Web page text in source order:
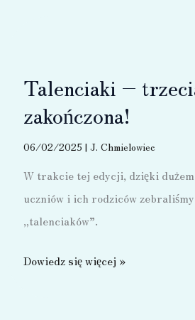
Talenciaki –
zakończona!
06/02/2025 | J. Chmielowiec
W trakcie tej edycji, dzięki
uczniów i ich rodziców
„talenciaków”.
Talenciaki
Dowiedz się więcej »